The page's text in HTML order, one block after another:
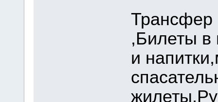
Трансфер
,Билеты в
и